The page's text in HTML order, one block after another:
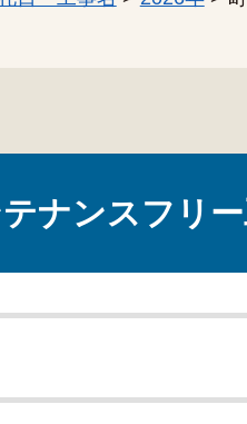
ナンスフリー